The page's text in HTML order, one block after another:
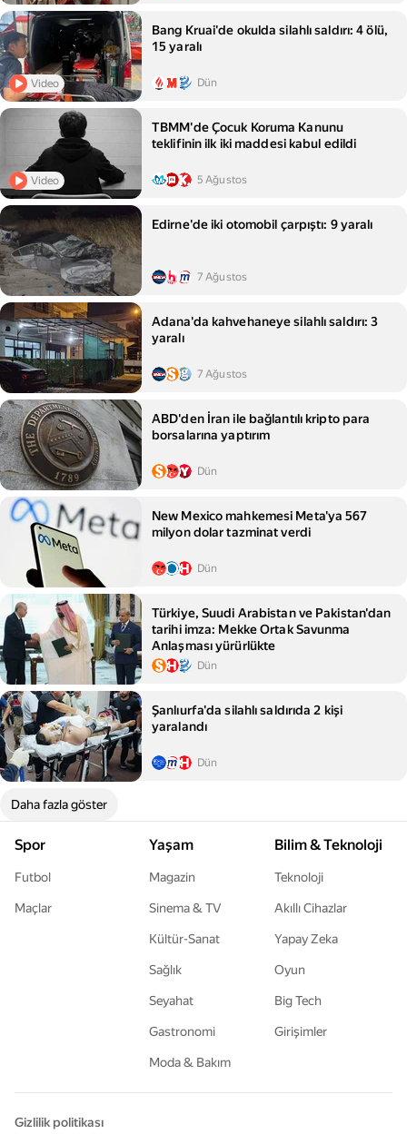
Video
Bang Kruai'de okulda silahlı saldırı: 4 ölü,
15 yaralı
Dün
Video
TBMM'de Çocuk Koruma Kanunu
teklifinin ilk iki maddesi kabul edildi
5 Ağustos
Edirne'de iki otomobil çarpıştı: 9 yaralı
7 Ağustos
Adana'da kahvehaneye silahlı saldırı: 3
yaralı
7 Ağustos
ABD'den İran ile bağlantılı kripto para
borsalarına yaptırım
Dün
New Mexico mahkemesi Meta'ya 567
milyon dolar tazminat verdi
Dün
Türkiye, Suudi Arabistan ve Pakistan'dan
tarihi imza: Mekke Ortak Savunma
Anlaşması yürürlükte
Dün
Şanlıurfa'da silahlı saldırıda 2 kişi
yaralandı
Dün
Daha fazla göster
Spor
Futbol
Maçlar
Yaşam
Magazin
Sinema & TV
Kültür-Sanat
Sağlık
Seyahat
Gastronomi
Moda & Bakım
Bilim & Teknoloji
Teknoloji
Akıllı Cihazlar
Yapay Zeka
Oyun
Big Tech
Girişimler
Gizlilik politikası